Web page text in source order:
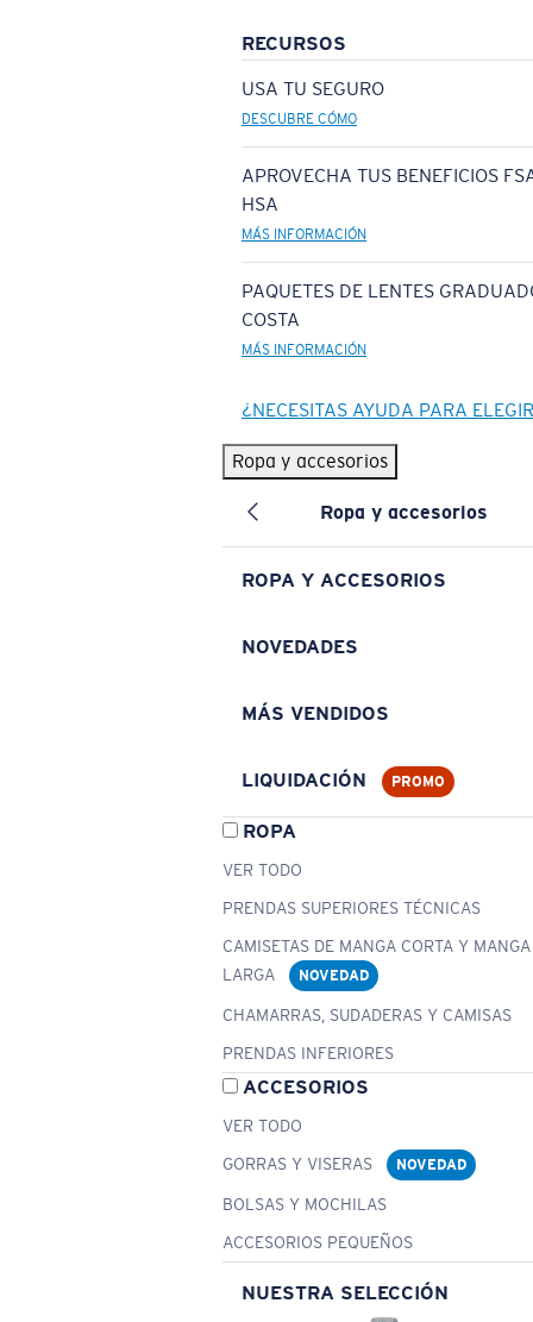
RECURSOS
USA TU SEGURO
DESCUBRE CÓMO
APROVECHA TUS BENEFICIOS
HSA
MÁS INFORMACIÓN
PAQUETES DE LENTES
COSTA
MÁS INFORMACIÓN
¿NECESITAS AYUDA PARA
Ropa y accesorios
Ropa y accesorios
ROPA Y ACCESORIOS
NOVEDADES
MÁS VENDIDOS
LIQUIDACIÓN PROMO
ROPA
VER TODO
PRENDAS SUPERIORES TÉCNICAS
CAMISETAS DE MANGA CORTA Y MANGA
LARGA
NOVEDAD
CHAMARRAS, SUDADERAS Y CAMISAS
PRENDAS INFERIORES
ACCESORIOS
VER TODO
GORRAS Y VISERAS
NOVEDAD
BOLSAS Y MOCHILAS
ACCESORIOS PEQUEÑOS
NUESTRA SELECCIÓN